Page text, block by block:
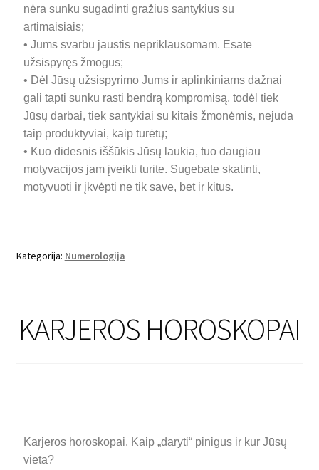
nėra sunku sugadinti gražius santykius su
artimaisiais;
• Jums svarbu jaustis nepriklausomam. Esate
užsispyręs žmogus;
• Dėl Jūsų užsispyrimo Jums ir aplinkiniams dažnai
gali tapti sunku rasti bendrą kompromisą, todėl tiek
Jūsų darbai, tiek santykiai su kitais žmonėmis, nejuda
taip produktyviai, kaip turėtų;
• Kuo didesnis iššūkis Jūsų laukia, tuo daugiau
motyvacijos jam įveikti turite. Sugebate skatinti,
motyvuoti ir įkvėpti ne tik save, bet ir kitus.
Kategorija: Numerologija
KARJEROS HOROSKOPAI
Karjeros horoskopai. Kaip „daryti“ pinigus ir kur Jūsų
vieta?